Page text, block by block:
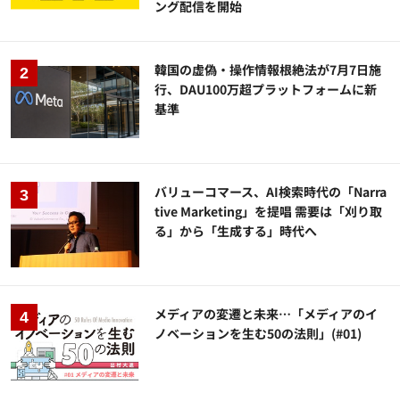
ング配信を開始
韓国の虚偽・操作情報根絶法が7月7日施
行、DAU100万超プラットフォームに新
基準
バリューコマース、AI検索時代の「Narra
tive Marketing」を提唱 需要は「刈り取
る」から「生成する」時代へ
メディアの変遷と未来…「メディアのイ
ノベーションを生む50の法則」(#01)